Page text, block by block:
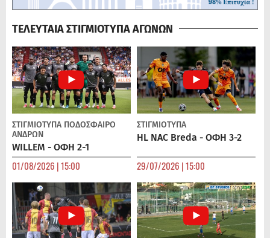
ΤΕΛΕΥΤΑΙΑ ΣΤΙΓΜΙΟΤΥΠΑ ΑΓΩΝΩΝ
ΣΤΙΓΜΙΟΤΥΠΑ ΠΟΔΌΣΦΑΙΡΟ
ΑΝΔΡΏΝ
WILLEM - ΟΦΗ 2-1
01/08/2026 | 15:00
ΣΤΙΓΜΙΟΤΥΠΑ
HL NAC Breda - ΟΦΗ 3-2
29/07/2026 | 15:00